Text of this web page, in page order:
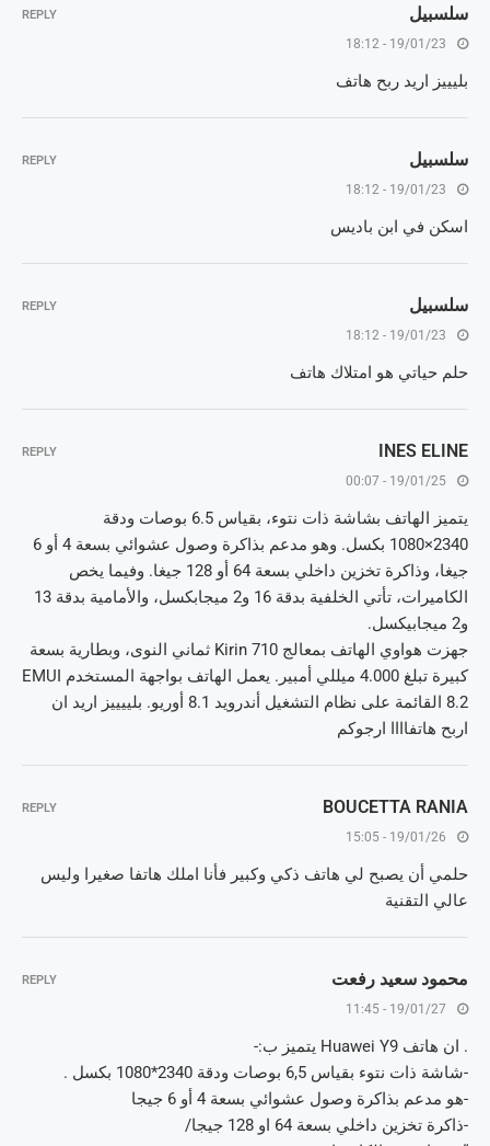
سلسبيل
19/01/23 - 18:12
بليييز اريد ربح هاتف
REPLY
سلسبيل
19/01/23 - 18:12
اسكن في ابن باديس
REPLY
سلسبيل
19/01/23 - 18:12
حلم حياتي هو امتلاك هاتف
REPLY
INES ELINE
19/01/25 - 00:07
يتميز الهاتف بشاشة ذات نتوء، بقياس 6.5 بوصات ودقة
2340×1080 بكسل. وهو مدعم بذاكرة وصول عشوائي بسعة 4 أو 6
جيغا، وذاكرة تخزين داخلي بسعة 64 أو 128 جيغا. وفيما يخص
الكاميرات، تأتي الخلفية بدقة 16 و2 ميجابكسل، والأمامية بدقة 13
و2 ميجابيكسل.
جهزت هواوي الهاتف بمعالج Kirin 710 ثماني النوى، وبطارية بسعة
كبيرة تبلغ 4.000 ميللي أمبير. يعمل الهاتف بواجهة المستخدم EMUI
8.2 القائمة على نظام التشغيل أندرويد 8.1 أوريو. بلييييز اريد ان
اربح هاتفاااا ارجوكم
REPLY
BOUCETTA RANIA
19/01/26 - 15:05
حلمي أن يصبح لي هاتف ذكي وكبير فأنا املك هاتفا صغيرا وليس
عالي التقنية
REPLY
محمود سعيد رفعت
19/01/27 - 11:45
. ان هاتف Huawei Y9 يتميز ب:-
-شاشة ذات نتوء بقياس 6,5 بوصات ودقة 2340*1080 بكسل .
-هو مدعم بذاكرة وصول عشوائي بسعة 4 أو 6 جيجا
-ذاكرة تخزين داخلي بسعة 64 او 128 جيجا/
REPLY